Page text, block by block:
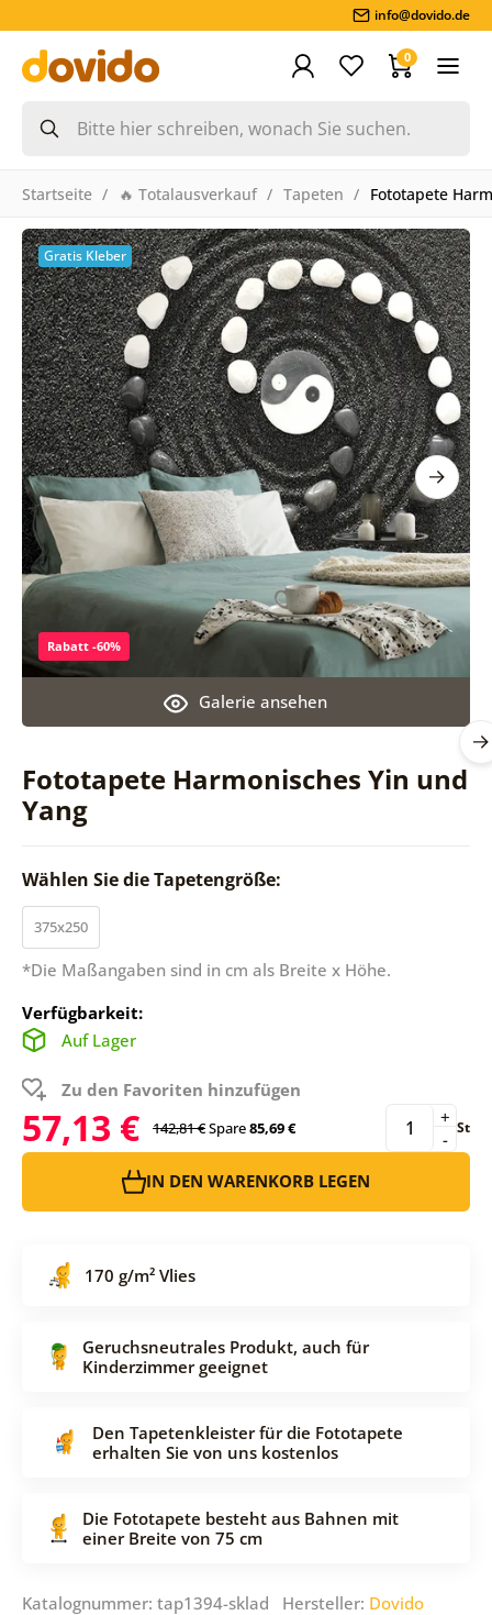
info@dovido.de
0
Startseite 🔥 Totalausverkauf Tapeten Fototapete
Fototapete Harmonisches Yin und
Yang
Galerie ansehen
Rabatt -60%
Gratis Kleber
Wählen Sie die Tapetengröße:
375x250
*Die Maßangaben sind in cm als Breite x Höhe.
Verfügbarkeit:
Auf Lager
Zu den Favoriten hinzufügen
57,13 € 142,81 €Spare85,69 € -
+ St
IN DEN WARENKORB LEGEN
170 g/m² Vlies
Geruchsneutrales Produkt, auch für
Kinderzimmer geeignet
Den Tapetenkleister für die Fototapete
erhalten Sie von uns kostenlos
Die Fototapete besteht aus Bahnen mit
einer Breite von 75 cm
Katalognummer: tap1394-sklad Hersteller: Dovido